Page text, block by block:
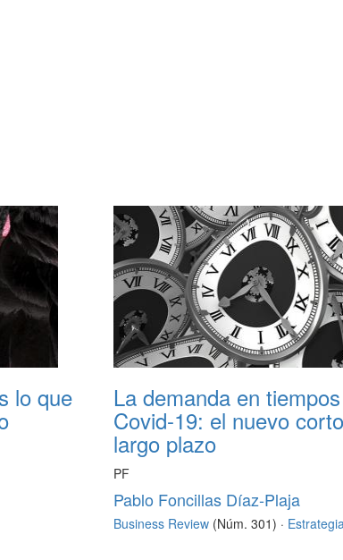
lo que La demanda en
Covid-19: el nuevo
largo plazo
PF
Pablo Foncillas Díaz-Plaja
Business Review (Núm. 301) ·